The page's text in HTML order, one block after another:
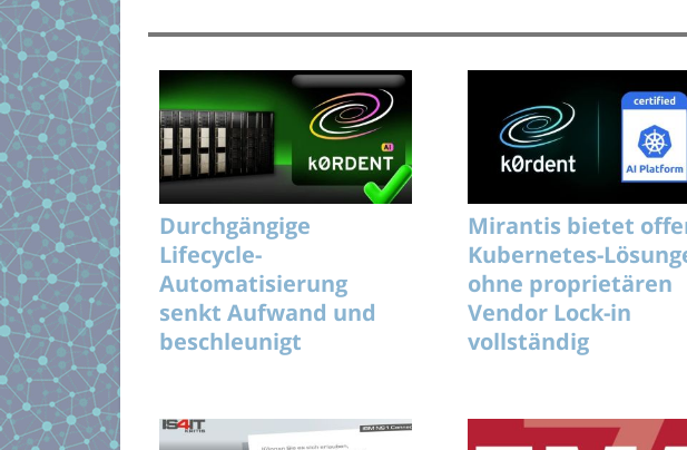
Durchgängige
Lifecycle-
Automatisierung
senkt Aufwand und
beschleunigt
Mirantis bietet
Kubernetes-
ohne proprietären
Vendor Lock-in
vollständig